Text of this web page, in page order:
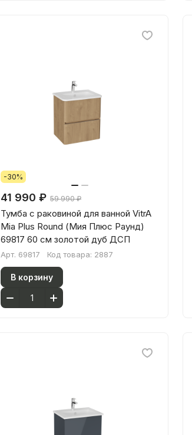
-30%
41 990 ₽ 59 990 ₽
Тумба с раковиной для ванной VitrA
Mia Plus Round (Мия Плюс Раунд)
69817 60 см золотой дуб ДСП
Арт. 69817 Код товара: 2887
В корзину